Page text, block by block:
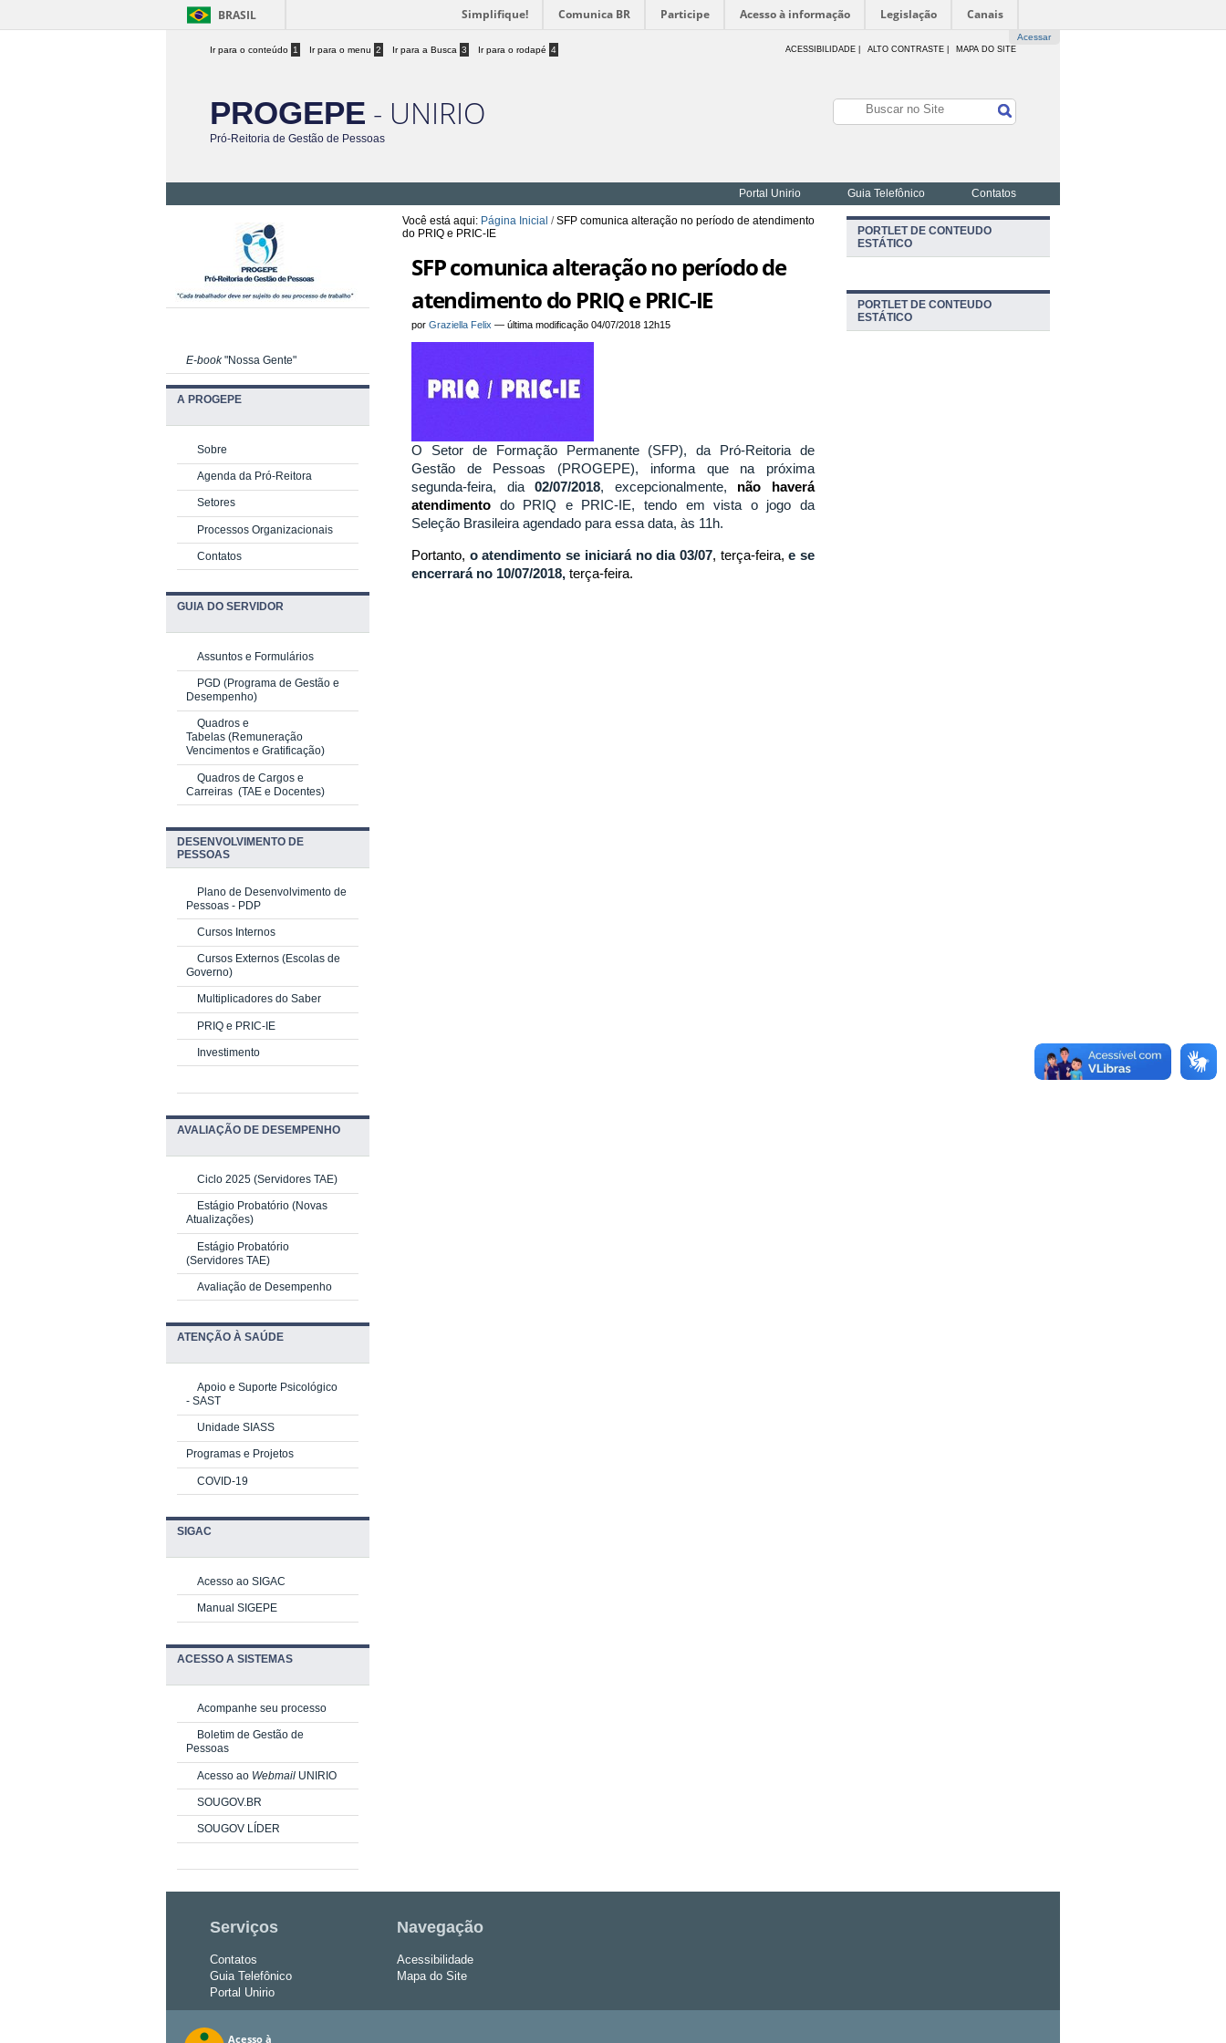
BRASIL Simplifique! Comunica BR Participe Acesso à informação Legislação Canais
Acessar
Ir para o conteúdo 1 Ir para o menu 2 Ir para a Busca 3 Ir para o rodapé 4 ACESSIBILIDADE ALTO CONTRASTE | MAPA DO SITE
PROGEPE - UNIRIO
Pró-Reitoria de Gestão de Pessoas
Portal Unirio Guia Telefônico Contatos
Você está aqui: Página Inicial /SFP comunica alteração no período de atendimento
do PRIQ e PRIC-IE
SFP comunica alteração no período de
atendimento do PRIQ e PRIC-IE
porGraziella Felix —última modificação 04/07/2018 12h15
O Setor de Formação Permanente (SFP), da Pró-Reitoria de
Gestão de Pessoas (PROGEPE), informa que na próxima
segunda-feira, dia02/07/2018, excepcionalmente, não haverá
atendimento do PRIQ e PRIC-IE, tendo em vista o jogo da
Seleção Brasileira agendado para essa data, às 11h.
Portanto, o atendimento se iniciará no dia 03/07, terça-feira, e se
encerrará no 10/07/2018,terça-feira.
E-book"Nossa Gente"
A PROGEPE
Sobre
Agenda da Pró-Reitora
Setores
Processos Organizacionais
Contatos
GUIA DO SERVIDOR
Assuntos e Formulários
PGD (Programa de Gestão e
Desempenho)
Quadros e
Tabelas (Remuneração
Vencimentos e Gratificação)
Quadros de Cargos e
Carreiras (TAE e Docentes)
DESENVOLVIMENTO DE
PESSOAS
Plano de Desenvolvimento de
Pessoas - PDP
Cursos Internos
Cursos Externos (Escolas de
Governo)
Multiplicadores do Saber
PRIQ e PRIC-IE
Investimento
AVALIAÇÃO DE DESEMPENHO
Ciclo 2025 (Servidores TAE)
Estágio Probatório (Novas
Atualizações)
Estágio Probatório
(Servidores TAE)
Avaliação de Desempenho
ATENÇÃO À SAÚDE
Apoio e Suporte Psicológico
- SAST
Unidade SIASS
Programas e Projetos
COVID-19
SIGAC
Acesso ao SIGAC
Manual SIGEPE
ACESSO A SISTEMAS
Acompanhe seu processo
Boletim de Gestão de
Pessoas
Acesso ao Webmail UNIRIO
SOUGOV.BR
SOUGOV LÍDER
PORTLET DE CONTEUDO
ESTÁTICO
PORTLET DE CONTEUDO
ESTÁTICO
Serviços
Contatos
Guia Telefônico
Portal Unirio
Navegação
Acessibilidade
Mapa do Site